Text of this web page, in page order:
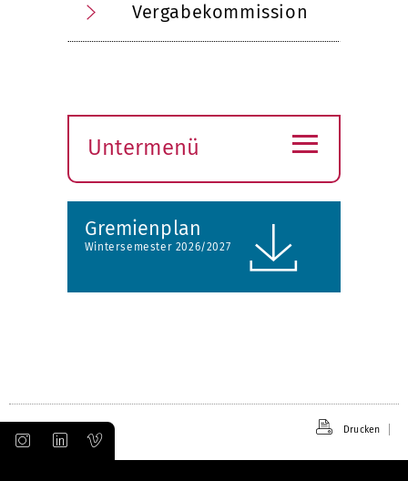
Vergabekommission
Untermenü
öffnen
≡
Gremienplan
Wintersemester 2026/2027
Drucken